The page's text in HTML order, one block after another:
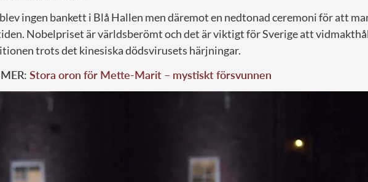
ingen bankett i Blå Hallen men däremot en nedtonad ceremoni för att
Nobelpriset är världsberömt och det är viktigt för Sverige att
trots det kinesiska dödsvirusets härjningar.
Stora oron för Mette-Marit – mystiskt försvunnen